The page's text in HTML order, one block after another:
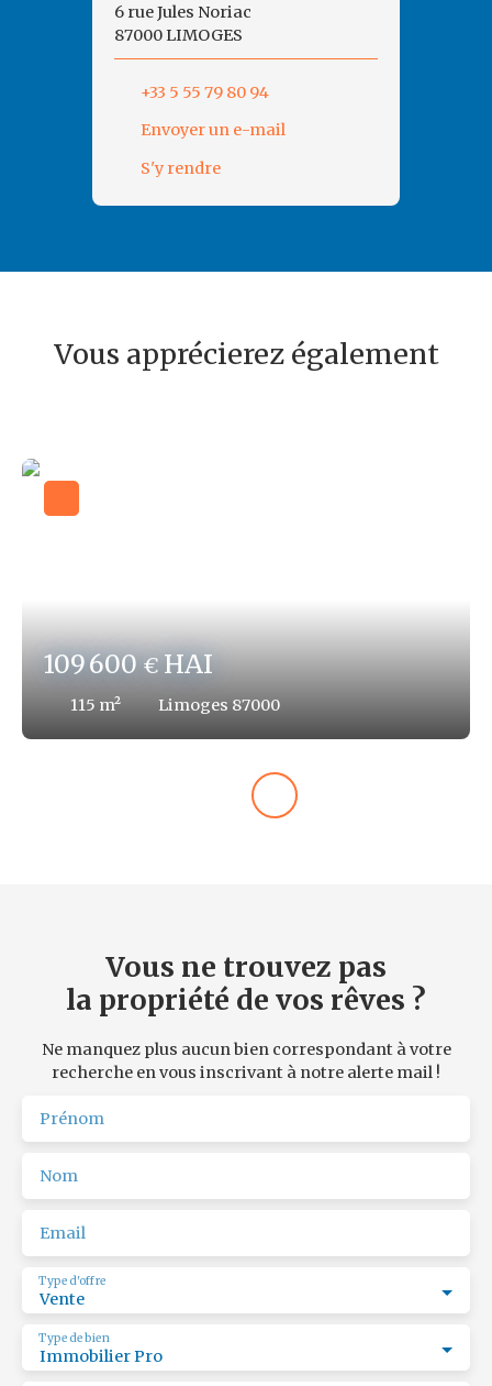
6 rue Jules Noriac
87000 LIMOGES
+33 5 55 79 80 94
Envoyer un e-mail
S'y rendre
Vous apprécierez également
109 600€HAI
115 m² Limoges 87000
Vous ne trouvez pas
la propriété de vos rêves ?
Ne manquez plus aucun bien correspondant à votre
recherche en vous inscrivant à notre alerte mail !
Prénom
Nom
Email
Vente
Type d'offre
Immobilier Pro
Type de bien